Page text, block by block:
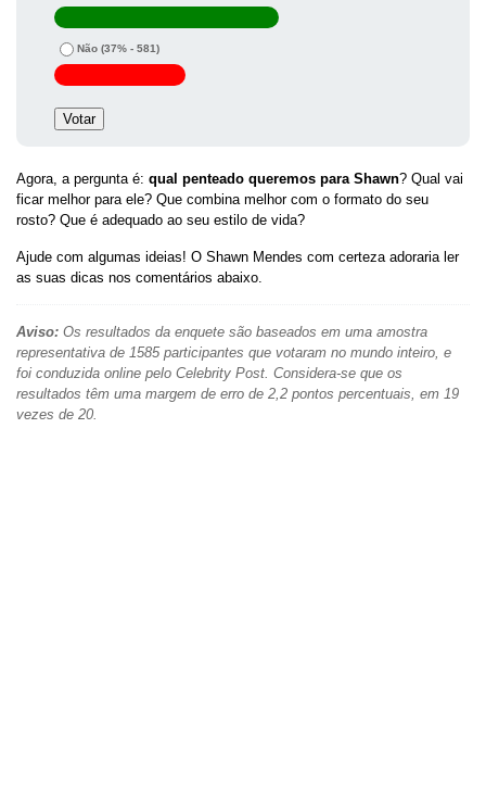
Não (37% - 581)
Agora, a pergunta é: qual penteado queremos para Shawn? Qual vai
ficar melhor para ele? Que combina melhor com o formato do seu
rosto? Que é adequado ao seu estilo de vida?
Ajude com algumas ideias! O Shawn Mendes com certeza adoraria ler
as suas dicas nos comentários abaixo.
Aviso: Os resultados da enquete são baseados em uma amostra
representativa de 1585 participantes que votaram no mundo inteiro, e
foi conduzida online pelo Celebrity Post. Considera-se que os
resultados têm uma margem de erro de 2,2 pontos percentuais, em 19
vezes de 20.